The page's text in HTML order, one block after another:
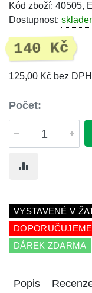
Kód zboží: 40505,
Dostupnost:
140 Kč
125,00 Kč bez
Počet:
VYSTAVENÉ V
DOPORUČUJEME
DÁREK ZDARMA
Popis